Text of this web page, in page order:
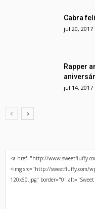
Cabra
jul 20, 2017
Rapper
jul 14, 2017